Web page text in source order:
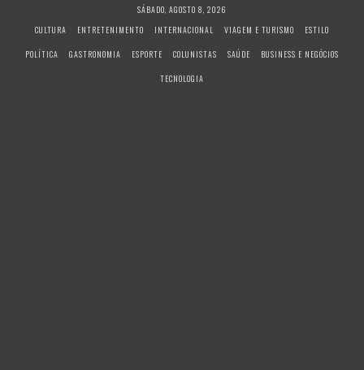
SÁBADO, AGOSTO 8, 2026
CULTURA
ENTRETENIMENTO INTERNACIONAL VIAGEM E TURISMO
ESTILO
POLÍTICA
GASTRONOMIA ESPORTE COLUNISTAS SAÚDE
BUSINESS E NEGÓCIOS
TECNOLOGIA